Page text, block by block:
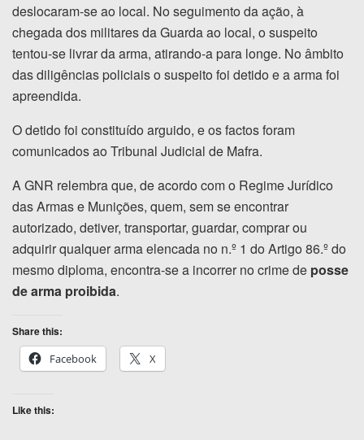
deslocaram-se ao local. No seguimento da ação, à
chegada dos militares da Guarda ao local, o suspeito
tentou-se livrar da arma, atirando-a para longe. No âmbito
das diligências policiais o suspeito foi detido e a arma foi
apreendida.
O detido foi constituído arguido, e os factos foram
comunicados ao Tribunal Judicial de Mafra.
A GNR relembra que, de acordo com o Regime Jurídico
das Armas e Munições, quem, sem se encontrar
autorizado, detiver, transportar, guardar, comprar ou
adquirir qualquer arma elencada no n.º 1 do Artigo 86.º do
mesmo diploma, encontra-se a incorrer no crime de posse
de arma proibida.
Share this:
Facebook
X
Like this: